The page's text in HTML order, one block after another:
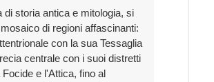
di storia antica e mitologia, si
di regioni affascinanti:
con la sua Tessaglia
centrale con i suoi distretti
e l'Attica, fino al